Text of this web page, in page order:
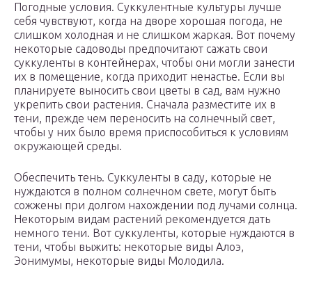
Погодные условия. Суккулентные культуры лучше
себя чувствуют, когда на дворе хорошая погода, не
слишком холодная и не слишком жаркая. Вот почему
некоторые садоводы предпочитают сажать свои
суккуленты в контейнерах, чтобы они могли занести
их в помещение, когда приходит ненастье. Если вы
планируете выносить свои цветы в сад, вам нужно
укрепить свои растения. Сначала разместите их в
тени, прежде чем переносить на солнечный свет,
чтобы у них было время приспособиться к условиям
окружающей среды.
Обеспечить тень. Суккуленты в саду, которые не
нуждаются в полном солнечном свете, могут быть
сожжены при долгом нахождении под лучами солнца.
Некоторым видам растений рекомендуется дать
немного тени. Вот суккуленты, которые нуждаются в
тени, чтобы выжить: некоторые виды Алоэ,
Эонимумы, некоторые виды Молодила.